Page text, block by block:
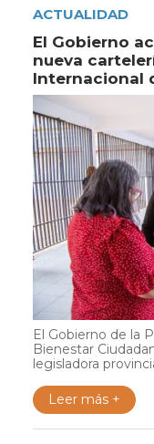
ACTUALIDAD
El Gobierno
nueva
Internacional
El Gobierno de la
Bienestar
legisladora
Leer más +